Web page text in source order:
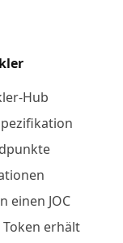
Hub
einen JOC
Token erhält